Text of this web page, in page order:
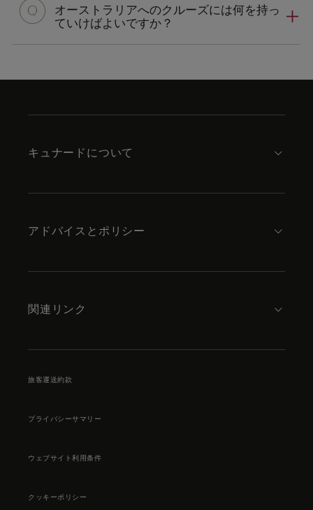
オーストラリアへのクルーズには何を持っ
ていけばよいですか？
キュナードについて
アドバイスとポリシー
関連リンク
旅客運送約款
プライバシーサマリー
ウェブサイト利用条件
クッキーポリシー